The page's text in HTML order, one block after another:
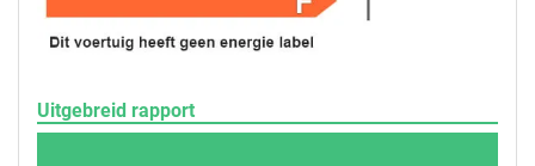
Uitgebreid rapport